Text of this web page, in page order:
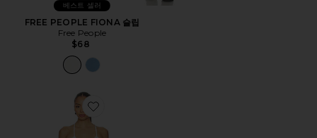
베스트 셀러
FREE PEOPLE FIONA 슬립
Free People
$68
Favorite MARTINA ROSE 맥시원피스